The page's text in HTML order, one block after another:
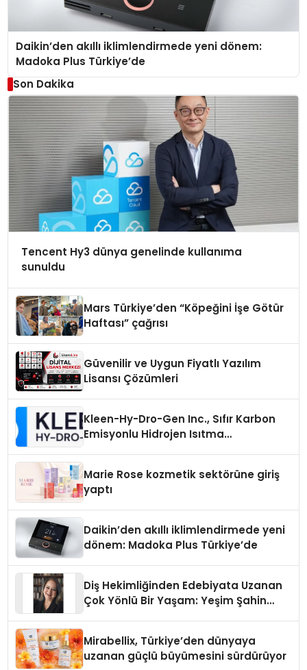
Daikin’den akıllı iklimlendirmede yeni dönem:
Madoka Plus Türkiye’de
Son Dakika
Tencent Hy3 dünya genelinde kullanıma
sunuldu
Mars Türkiye’den “Köpeğini İşe Götür
Haftası” çağrısı
Güvenilir ve Uygun Fiyatlı Yazılım
Lisansı Çözümleri
Kleen-Hy-Dro-Gen Inc., Sıfır Karbon
Emisyonlu Hidrojen Isıtma
Marie Rose kozmetik sektörüne giriş
yaptı
Daikin’den akıllı iklimlendirmede yeni
dönem: Madoka Plus Türkiye’de
Diş Hekimliğinden Edebiyata Uzanan
Çok Yönlü Bir Yaşam: Yeşim Şahin
Mirabellix, Türkiye’den dünyaya
uzanan güçlü büyümesini sürdürüyor